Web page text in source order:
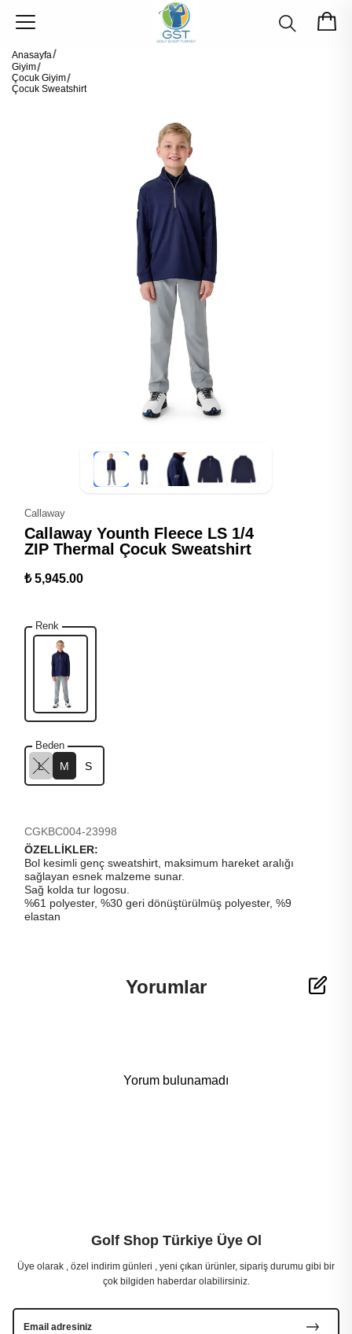
Anasayfa
Giyim
Çocuk Giyim
Çocuk Sweatshirt
Callaway
Callaway Younth Fleece LS 1/4
ZIP Thermal Çocuk Sweatshirt
₺ 5,945.00
Renk
Beden
L M S
CGKBC004-23998
ÖZELLİKLER:
Bol kesimli genç sweatshirt, maksimum hareket aralığı
sağlayan esnek malzeme sunar.
Sağ kolda tur logosu.
%61 polyester, %30 geri dönüştürülmüş polyester, %9
elastan
Yorumlar
Yorum bulunamadı
Golf Shop Türkiye Üye Ol
Üye olarak , özel indirim günleri , yeni çıkan ürünler, sipariş durumu gibi bir
çok bilgiden haberdar olabilirsiniz.